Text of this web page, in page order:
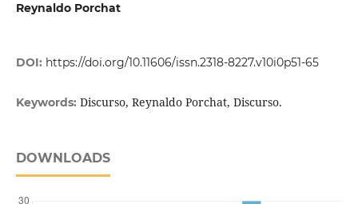
Reynaldo Porchat
DOI: https://doi.org/10.11606/issn.2318-8227.v10i0p51-65
Keywords: Discurso, Reynaldo Porchat, Discurso.
DOWNLOADS